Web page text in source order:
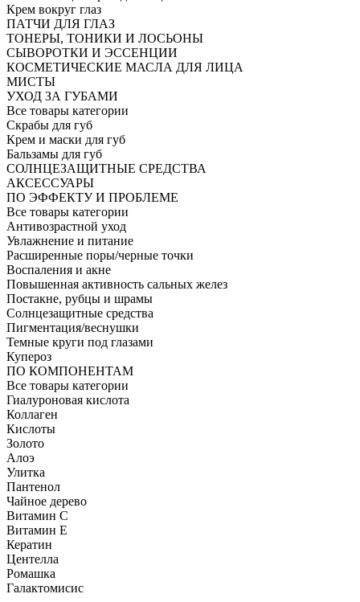
Крем вокруг глаз
ПАТЧИ ДЛЯ ГЛАЗ
ТОНЕРЫ, ТОНИКИ И ЛОСЬОНЫ
СЫВОРОТКИ И ЭССЕНЦИИ
КОСМЕТИЧЕСКИЕ МАСЛА ДЛЯ ЛИЦА
МИСТЫ
УХОД ЗА ГУБАМИ
Все товары категории
Скрабы для губ
Крем и маски для губ
Бальзамы для губ
СОЛНЦЕЗАЩИТНЫЕ СРЕДСТВА
АКСЕССУАРЫ
ПО ЭФФЕКТУ И ПРОБЛЕМЕ
Все товары категории
Антивозрастной уход
Увлажнение и питание
Расширенные поры/черные точки
Воспаления и акне
Повышенная активность сальных желез
Постакне, рубцы и шрамы
Солнцезащитные средства
Пигментация/веснушки
Темные круги под глазами
Купероз
ПО КОМПОНЕНТАМ
Все товары категории
Гиалуроновая кислота
Коллаген
Кислоты
Золото
Алоэ
Улитка
Пантенол
Чайное дерево
Витамин C
Витамин Е
Кератин
Центелла
Ромашка
Галактомисис